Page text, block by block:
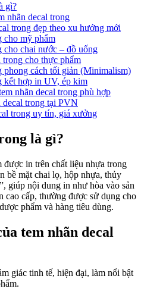
gì?
nhãn decal trong
trong đẹp theo xu hướng mới
cho mỹ phẩm
cho chai nước – đồ uống
trong cho thực phẩm
phong cách tối giản (Minimalism)
kết hợp in UV, ép kim
nhãn decal trong phù hợp
decal trong tại PVN
trong uy tín, giá xưởng
là gì?
được in trên chất liệu nhựa trong
bề mặt chai lọ, hộp nhựa, thủy
giúp nội dung in như hòa vào sản
cao cấp, thường được sử dụng cho
phẩm và hàng tiêu dùng.
tem nhãn decal
giác tinh tế, hiện đại, làm nổi bật